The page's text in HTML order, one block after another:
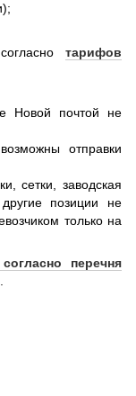
тарифов
Новой почтой не
отправки
сетки, заводская
позиции не
только на
перечня